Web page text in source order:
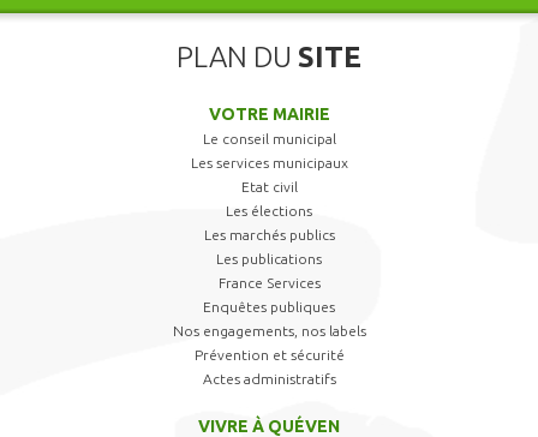
PLAN DU SITE
VOTRE MAIRIE
Le conseil municipal
Les services municipaux
Etat civil
Les élections
Les marchés publics
Les publications
France Services
Enquêtes publiques
Nos engagements, nos labels
Prévention et sécurité
Actes administratifs
VIVRE À QUÉVEN